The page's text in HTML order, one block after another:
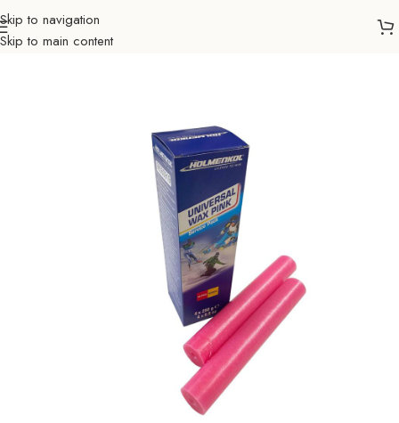
Skip to navigation
Skip to main content
Početna Sve za zimu